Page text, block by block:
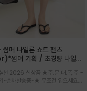
썸머 나일론 쇼트 팬츠
썸머 기획 / 초경량 나일론
이템 / 여행 / 일상 / 운동 모
아이템
천 2026 신상품 ★주.문.대.폭.주 -
~순차발송중~★ 무조건 입으세요~~